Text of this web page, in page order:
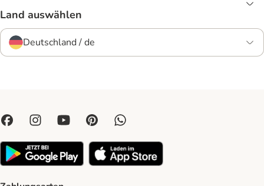
Land auswählen
Deutschland / de